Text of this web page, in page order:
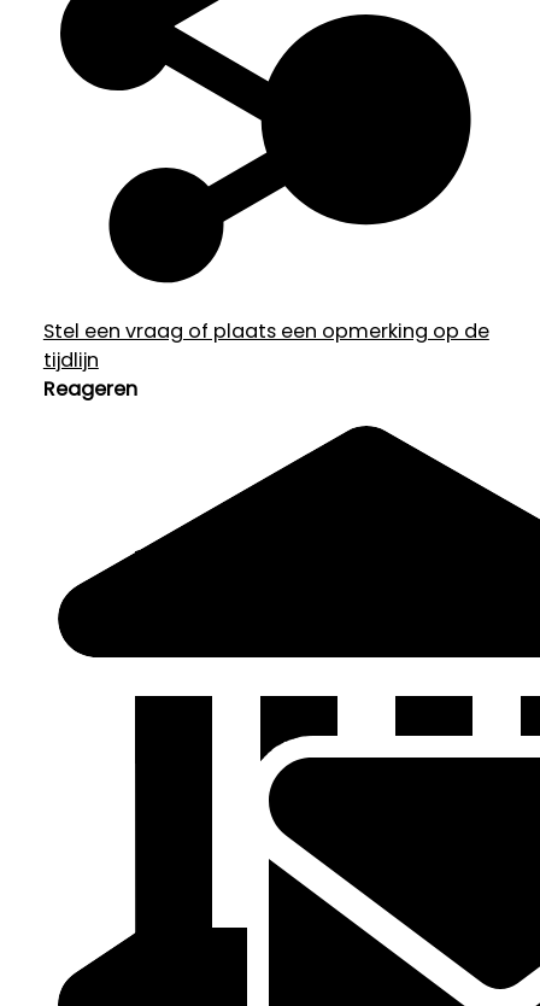
Stel een vraag of plaats een opmerking op de
tijdlijn
Reageren